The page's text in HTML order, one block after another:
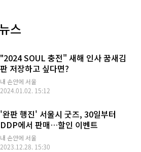
스
"2024 SOUL 충전" 새해 인사 꿈새김
판 저장하고 싶다면?
내 손안에 서울
2024.01.02. 15:12
'완판 행진' 서울시 굿즈, 30일부터
DDP에서 판매…할인 이벤트
내 손안에 서울
2023.12.28. 15:30